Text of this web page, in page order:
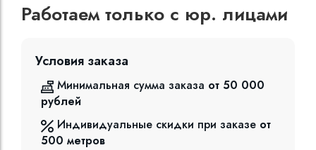
Работаем только с юр. лицами
Условия заказа
Минимальная сумма заказа от 50 000
рублей
Индивидуальные скидки при заказе от
500 метров